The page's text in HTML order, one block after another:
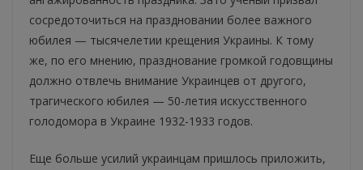
сосредоточиться на праздновании более важного
юбилея — тысячелетии крещения Украины. К тому
же, по его мнению, празднование громкой годовщины
должно отвлечь внимание Украинцев от другого,
трагического юбилея — 50-летия искусственного
голодомора в Украине 1932-1933 годов.
Еще больше усилий украинцам пришлось приложить,